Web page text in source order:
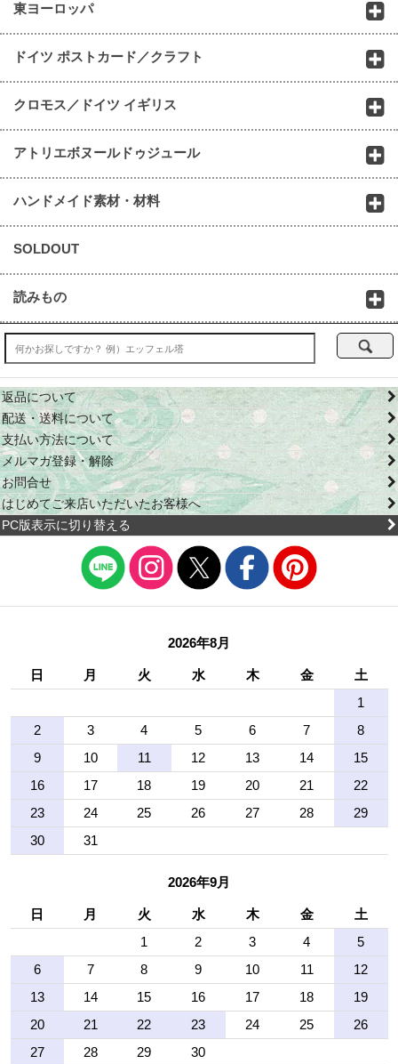
東ヨーロッパ
ドイツ ポストカード／クラフト
クロモス／ドイツ イギリス
アトリエボヌールドゥジュール
ハンドメイド素材・材料
SOLDOUT
読みもの
返品について
配送・送料について
支払い方法について
メルマガ登録・解除
お問合せ
はじめてご来店いただいたお客様へ
PC版表示に切り替える
2026年8月
日 月 火 水 木 金
土
1
2
3 4 5 6 7
8
9
10 11 12 13 14
15
16
17 18 19 20 21
22
23
24 25 26 27 28
29
30
31
2026年9月
日 月 火 水 木 金
土
1
2 3 4
5
6
7 8 9 10 11
12
13
14 15 16 17 18
19
20
21 22 23 24 25
26
27
28 29 30